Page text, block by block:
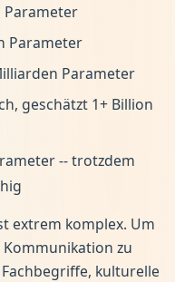
Parameter
Parameter
geschätzt 1+ Billion
-- trotzdem
extrem komplex. Um
zu
kulturelle